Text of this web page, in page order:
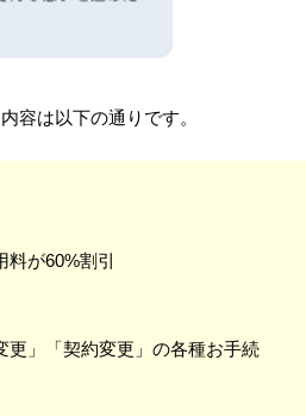
容は以下の通りです。
料が60%割引
」「契約変更」の各種お手続